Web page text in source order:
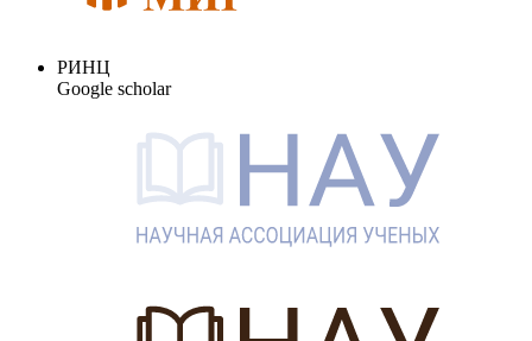
РИНЦ
Google scholar